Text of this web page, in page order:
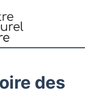
des